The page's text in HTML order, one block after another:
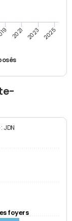
2021 2023 2025
JDN
foyers